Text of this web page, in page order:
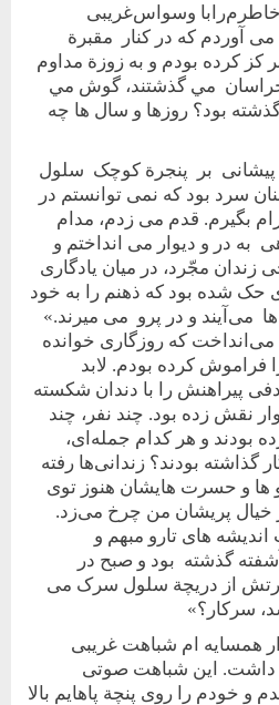
وسواس‌‌غريبی
آوردم که در کنار مقبرة
کز‌ کرده بودم و به ‌زوزة مداوم
‌خراسان ‌‌ مي گذشتند، گوش مي
بود؟ روزها و سال ها چه
بر پنجرة کوچک سلول
سرد بود که نمی توانستم در
بگيرم. قدم می زدم، مدام
به در و ديوار می انداختم و
مجّرد، در ميان يادگاری
حک شده بود که ذهنم را به خود
می‌آيند و در پرو می ميرند.»
می‌انداخت که روزگاری خوانده
فراموش کرده بودم. لابد
پيراهنش را با دندان شکسته
نقش زده بود. چند نفر، چند
بودند و هر کدام جمله‌ای،‌
گذاشته بودند؟ زندانی‌ها رفته
ها و حسرت هايشان هنوز توی
پريشان من چرخ می‌زد.
های تار‌و مبهم و
گذشته بود و صبح در
ارتش از دريچة سلول سرک می
سرکار؟»
همسايه ام شباهت غريبی
اين شباهت صوتی
خودم را روی پنچة پاهايم بالا